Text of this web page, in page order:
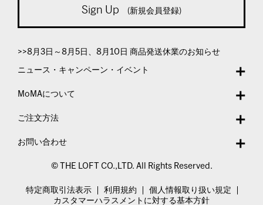
Sign Up (新規会員登録)
>>8月3日～8月5日、8月10日 商品発送休業のお知らせ
ニュース・キャンペーン・イベント
MoMAについて
ご注文方法
お問い合わせ
© THE LOFT CO.,LTD. All Rights Reserved.
特定商取引法表示 利用規約
個人情報取り扱い規定
カスタマーハラスメントに対する基本方針